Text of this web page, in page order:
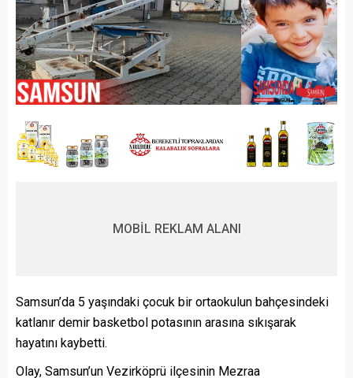
MOBİL REKLAM ALANI
Samsun’da 5 yaşındaki çocuk bir ortaokulun bahçesindeki
katlanır demir basketbol potasının arasına sıkışarak
hayatını kaybetti.
Olay, Samsun’un Vezirköprü ilçesinin Mezraa